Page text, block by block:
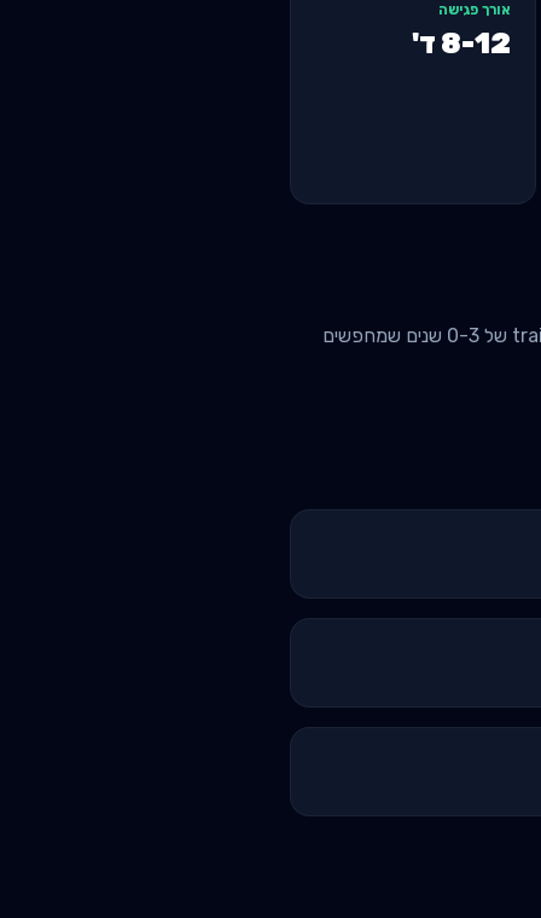
אורך פגישה
8-12 ד'
גברים ונשים שרוצים להגדיל מסת שריר, להוסיף נפח לכתפיים, חזה, גב ורגליים. בדרך כלל עם training age של 0-3 שנים שמחפשים